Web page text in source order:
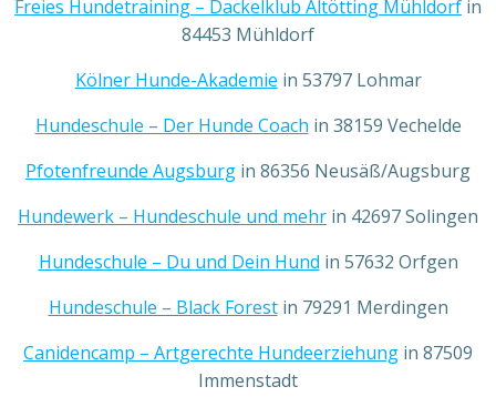
Freies Hundetraining – Dackelklub Altötting Mühldorf in
84453 Mühldorf
Kölner Hunde-Akademie in 53797 Lohmar
Hundeschule – Der Hunde Coach in 38159 Vechelde
Pfotenfreunde Augsburg in 86356 Neusäß/Augsburg
Hundewerk – Hundeschule und mehr in 42697 Solingen
Hundeschule – Du und Dein Hund in 57632 Orfgen
Hundeschule – Black Forestin 79291 Merdingen
Canidencamp – Artgerechte Hundeerziehung in 87509
Immenstadt